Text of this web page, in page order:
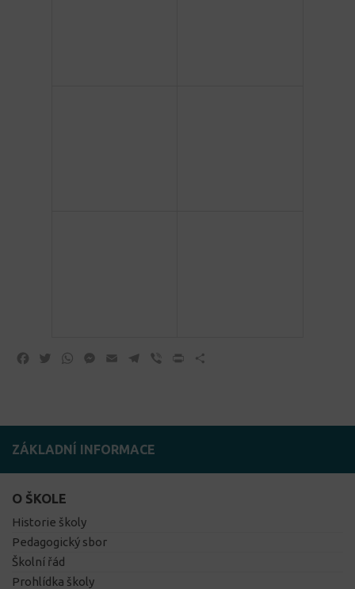
Facebook
TwitterWhatsApp
Messenger
Email Telegram
Viber Print
ZÁKLADNÍ INFORMACE
O ŠKOLE
Historie školy
Pedagogický sbor
Školní řád
Prohlídka školy